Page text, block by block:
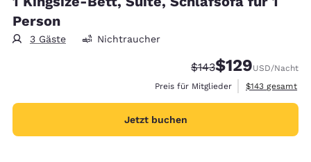
Person
3 Gäste Nichtraucher
Durchgestrichener
$143Vergünstigter
$129USD/Nacht
Preis für Mitglieder
Geschätzte
$143 gesamt
Jetzt buchen